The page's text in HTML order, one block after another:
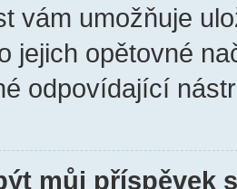
vám umožňuje
jejich opětovné
odpovídající
můj příspěvek